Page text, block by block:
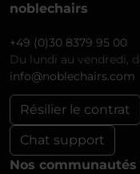
noblechairs
+49 (0)30 8379 95 00
Du lundi au vendredi,
info@noblechairs.com
Résilier le contrat
Chat support
Nos communautés